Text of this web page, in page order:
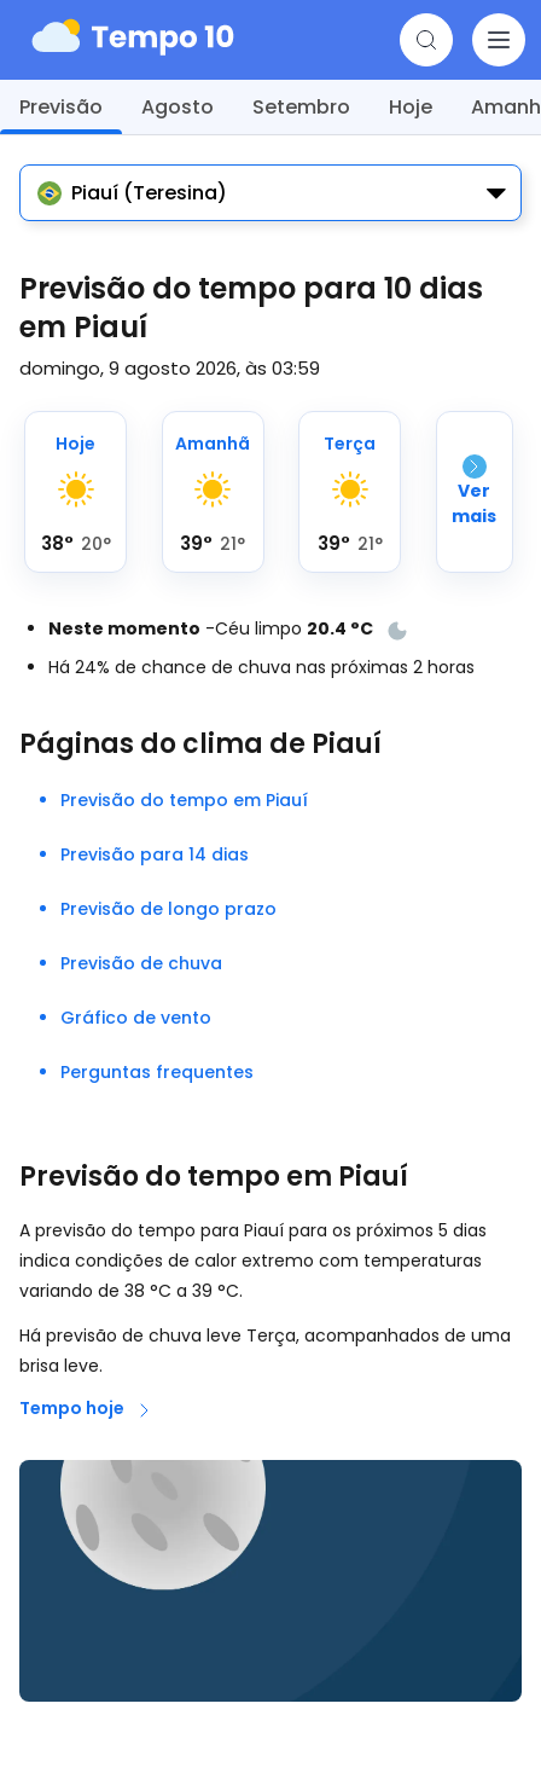
Previsão Agosto Setembro Hoje
Piauí (Teresina)
Previsão do tempo para 10 dias
em Piauí
domingo, 9 agosto 2026, às 03:59
Hoje
38° 20°
Amanhã
39° 21°
Terça
39° 21°
Ver
mais
Neste momento -Céu limpo 20.4 °C
Há 24% de chance de chuva nas próximas 2 horas
Páginas do clima de Piauí
Previsão do tempo em Piauí
Previsão para 14 dias
Previsão de longo prazo
Previsão de chuva
Gráfico de vento
Perguntas frequentes
Previsão do tempo em Piauí
A previsão do tempo para Piauí para os próximos 5 dias
indica condições de calor extremo com temperaturas
variando de 38 °C a 39 °C.
Há previsão de chuva leve Terça, acompanhados de uma
brisa leve.
Tempo hoje